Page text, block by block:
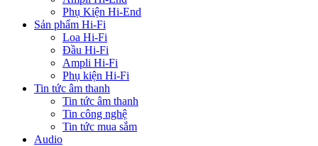
Phụ Kiện Hi-End
Sản phẩm Hi-Fi
Loa Hi-Fi
Đầu Hi-Fi
Ampli Hi-Fi
Phụ kiện Hi-Fi
Tin tức âm thanh
Tin tức âm thanh
Tin công nghệ
Tin tức mua sắm
Audio